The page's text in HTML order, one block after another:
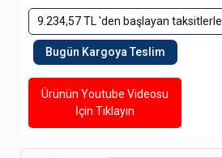
9.234,57 TL 'den başlayan taksitlerle
Bugün Kargoya Teslim
Ürünün Youtube Videosu
İçin Tıklayın